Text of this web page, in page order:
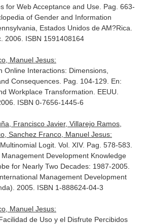
for Web Acceptance and Use. Pag. 663-
of Gender and Information
Estados Unidos de AM?Rica.
2006. ISBN 1591408164
Manuel Jesus:
Online Interactions: Dimensions,
Consequences. Pag. 104-129. En:
Workplace Transformation . EEUU.
ISBN 0-7656-1445-6
Francisco Javier, Villarejo Ramos,
Sanchez Franco, Manuel Jesus:
Logit. Vol. XIV. Pag. 578-583.
Development Knowledge
for Nearly Two Decades: 1987-2005.
Management Development
2005. ISBN 1-888624-04-3
Manuel Jesus:
de Uso y el Disfrute Percibidos